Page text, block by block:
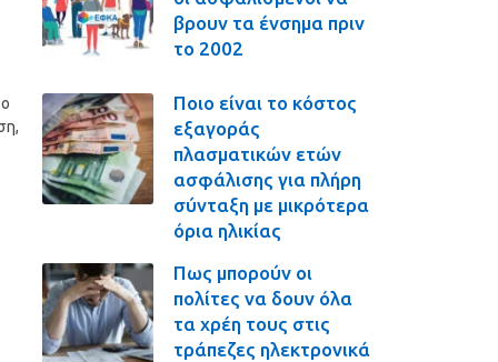
βρουν τα ένσημα πριν
το 2002
Ποιο είναι το κόστος
εξαγοράς
πλασματικών ετών
ασφάλισης για πλήρη
σύνταξη με μικρότερα
όρια ηλικίας
Πως μπορούν οι
πολίτες να δουν όλα
τα χρέη τους στις
τράπεζες ηλεκτρονικά